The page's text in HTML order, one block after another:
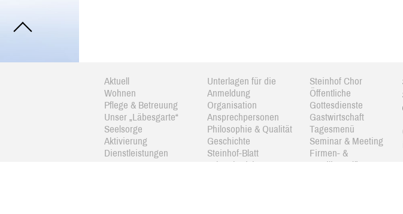
Aktuell
Wohnen
Pflege & Betreuung
Unser „Läbesgarte“
Seelsorge
Aktivierung
Dienstleistungen
Unterlagen für die
Anmeldung
Organisation
Ansprechpersonen
Philosophie & Qualität
Geschichte
Steinhof-Blatt
Jahresbericht
Steinhof Chor
Öffentliche
Gottesdienste
Gastwirtschaft
Tagesmenü
Seminar & Meeting
Firmen- &
Familienanlässe